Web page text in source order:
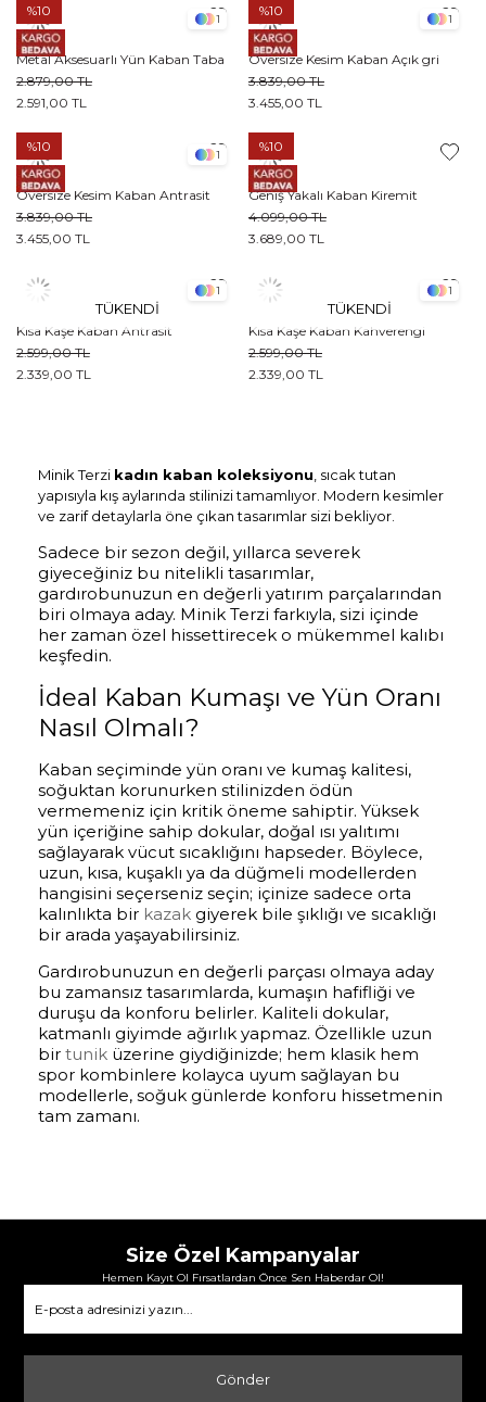
1
Metal Aksesuarlı Yün Kaban Taba
2.591,00 TL
2.879,00 TL
%10
1
Oversize Kesim Kaban Açık gri
3.455,00 TL
3.839,00 TL
%10
1
Oversize Kesim Kaban Antrasit
3.455,00 TL
3.839,00 TL
%10
Geniş Yakalı Kaban Kiremit
3.689,00 TL
4.099,00 TL
%10
TÜKENDI
1
Kısa Kaşe Kaban Antrasit
2.339,00 TL
2.599,00 TL
TÜKENDI
1
Kısa Kaşe Kaban Kahverengi
2.339,00 TL
2.599,00 TL
Minik Terzi kadın kaban koleksiyonu , sıcak tutan
yapısıyla kış aylarında stilinizi tamamlıyor. Modern kesimler
ve zarif detaylarla öne çıkan tasarımlar sizi bekliyor.
Sadece bir sezon değil, yıllarca severek
giyeceğiniz bu nitelikli tasarımlar,
gardırobunuzun en değerli yatırım parçalarından
biri olmaya aday. Minik Terzi farkıyla, sizi içinde
her zaman özel hissettirecek o mükemmel kalıbı
keşfedin.
İdeal Kaban Kumaşı ve Yün Oranı
Nasıl Olmalı?
Kaban seçiminde yün oranı ve kumaş kalitesi,
soğuktan korunurken stilinizden ödün
vermemeniz için kritik öneme sahiptir. Yüksek
yün içeriğine sahip dokular, doğal ısı yalıtımı
sağlayarak vücut sıcaklığını hapseder. Böylece,
uzun, kısa, kuşaklı ya da düğmeli modellerden
hangisini seçerseniz seçin; içinize sadece orta
kalınlıkta bir kazak giyerek bile şıklığı ve sıcaklığı
bir arada yaşayabilirsiniz.
Gardırobunuzun en değerli parçası olmaya aday
bu zamansız tasarımlarda, kumaşın hafifliği ve
duruşu da konforu belirler. Kaliteli dokular,
katmanlı giyimde ağırlık yapmaz. Özellikle uzun
bir tunik üzerine giydiğinizde; hem klasik hem
spor kombinlere kolayca uyum sağlayan bu
modellerle, soğuk günlerde konforu hissetmenin
tam zamanı.
Size Özel Kampanyalar
Hemen Kayıt Ol Fırsatlardan Önce Sen Haberdar Ol!
Gönder